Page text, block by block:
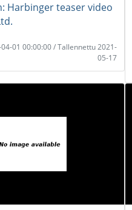
Harbinger teaser video
04-01 00:00:00 / Tallennettu 2021-
05-17